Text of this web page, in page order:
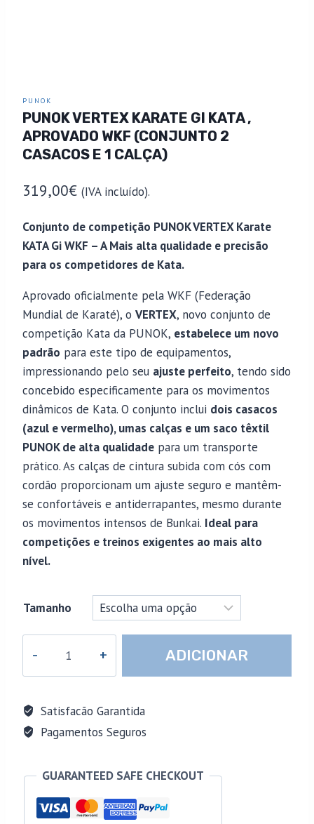
PUNOK
PUNOK VERTEX KARATE GI KATA ,
APROVADO WKF (CONJUNTO 2
CASACOS E 1 CALÇA)
319,00€ (IVA incluído).
Conjunto de competição PUNOK VERTEX Karate
KATA Gi WKF – A Mais alta qualidade e precisão
para os competidores de Kata.
Aprovado oficialmente pela WKF (Federação
Mundial de Karaté), o VERTEX, novo conjunto de
competição Kata da PUNOK, estabelece um novo
padrão para este tipo de equipamentos,
impressionando pelo seu ajuste perfeito, tendo sido
concebido especificamente para os movimentos
dinâmicos de Kata. O conjunto inclui dois casacos
(azul e vermelho), umas calças e um saco têxtil
PUNOK de alta qualidade para um transporte
prático. As calças de cintura subida com cós com
cordão proporcionam um ajuste seguro e mantêm-
se confortáveis ​​e antiderrapantes, mesmo durante
os movimentos intensos de Bunkai. Ideal para
competições e treinos exigentes ao mais alto
nível.
Tamanho
PUNOK
Karate
GI
,
Aprovado
WKF
ADICIONAR
Satisfacão Garantida
Pagamentos Seguros
GUARANTEED SAFE CHECKOUT